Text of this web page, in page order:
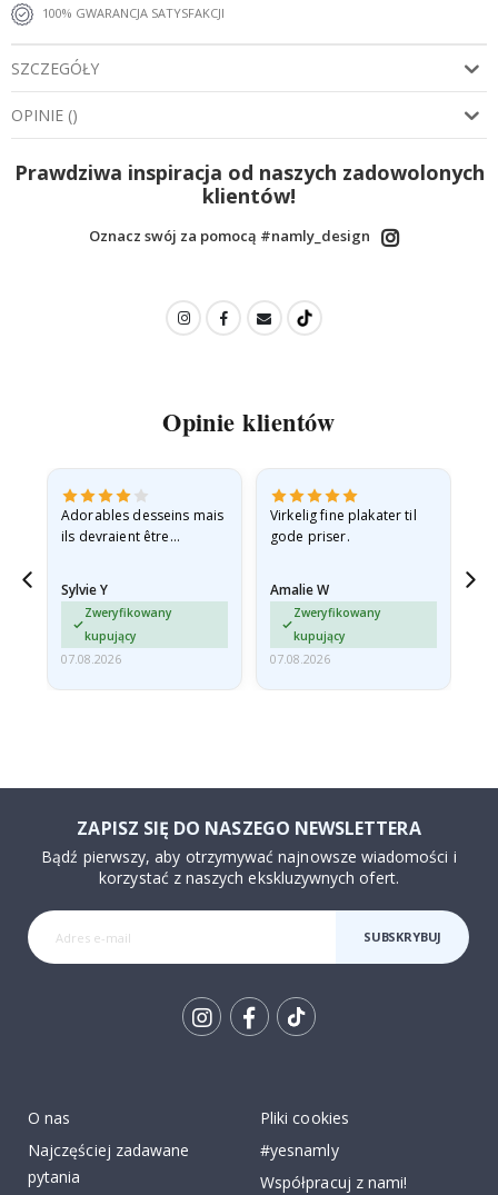
100% GWARANCJA SATYSFAKCJI
SZCZEGÓŁY
OPINIE ()
Prawdziwa inspiracja od naszych zadowolonych
klientów!
Oznacz swój za pomocą #namly_design
Opinie klientów
Adorables desseins mais
ils devraient être
enveloppe rigide car ils
sont arrivés roulés et un…
Sylvie Y
Zweryfikowany
kupujący
07.08.2026
Virkelig fine plakater til
gode priser.
Amalie W
Zweryfikowany
kupujący
07.08.2026
ZAPISZ SIĘ DO NASZEGO NEWSLETTERA
Bądź pierwszy, aby otrzymywać najnowsze wiadomości i
korzystać z naszych ekskluzywnych ofert.
SUBSKRYBUJ
O nas
Najczęściej zadawane
pytania
Pliki cookies
#yesnamly
Współpracuj z nami!